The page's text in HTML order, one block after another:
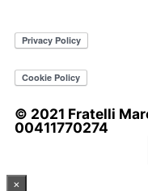
© 2021 Fratelli
00411770274
×